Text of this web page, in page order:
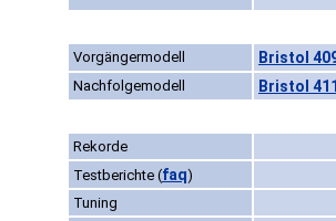
Vorgängermodell Bristol
Nachfolgemodell Bristol
Rekorde
Testberichte (faq)
Tuning